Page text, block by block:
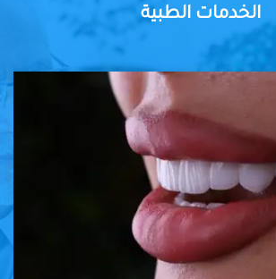
الخدمات الطبية